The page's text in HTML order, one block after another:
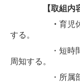
【取組内容
・ 育児
する。
・短時間勤務
周知する。
・所属部署と